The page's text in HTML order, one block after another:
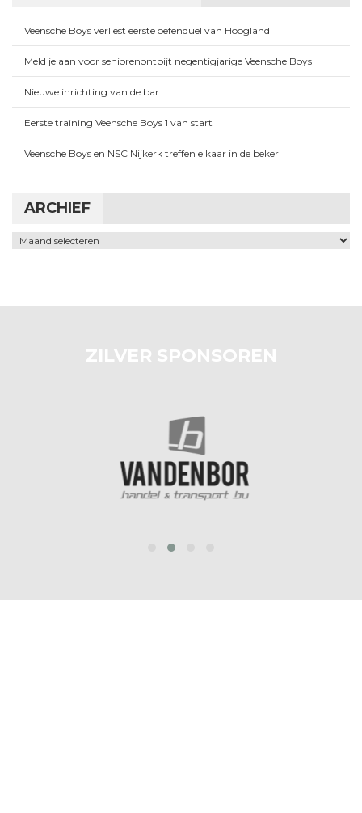
Veensche Boys verliest eerste oefenduel van Hoogland
Meld je aan voor seniorenontbijt negentigjarige Veensche Boys
Nieuwe inrichting van de bar
Eerste training Veensche Boys 1 van start
Veensche Boys en NSC Nijkerk treffen elkaar in de beker
ARCHIEF
Archief
ZILVER SPONSOREN
prev